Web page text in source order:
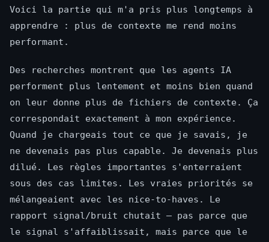
Voici la partie qui m'a pris plus longtemps à
apprendre : plus de contexte me rend moins
performant.
Des recherches montrent que les agents IA
performent plus lentement et moins bien quand
on leur donne plus de fichiers de contexte. Ça
correspondait exactement à mon expérience.
Quand je chargeais tout ce que je savais, je
ne devenais pas plus capable. Je devenais plus
dilué. Les règles importantes s'enterraient
sous des cas limites. Les vraies priorités se
mélangeaient avec les nice-to-haves. Le
rapport signal/bruit chutait — pas parce que
le signal s'affaiblissait, mais parce que le